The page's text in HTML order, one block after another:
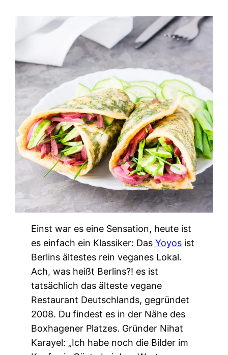
Einst war es eine Sensation, heute ist
es einfach ein Klassiker: DasYoyos ist
Berlins ältestes rein veganes Lokal.
Ach, was heißt Berlins?! es ist
tatsächlich das älteste vegane
Restaurant Deutschlands, gegründet
2008. Du findest es in der Nähe des
Boxhagener Platzes. Gründer Nihat
Karayel: „Ich habe noch die Bilder im